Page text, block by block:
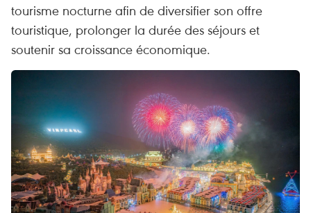
tourisme nocturne afin de diversifier son offre
touristique, prolonger la durée des séjours et
soutenir sa croissance économique.